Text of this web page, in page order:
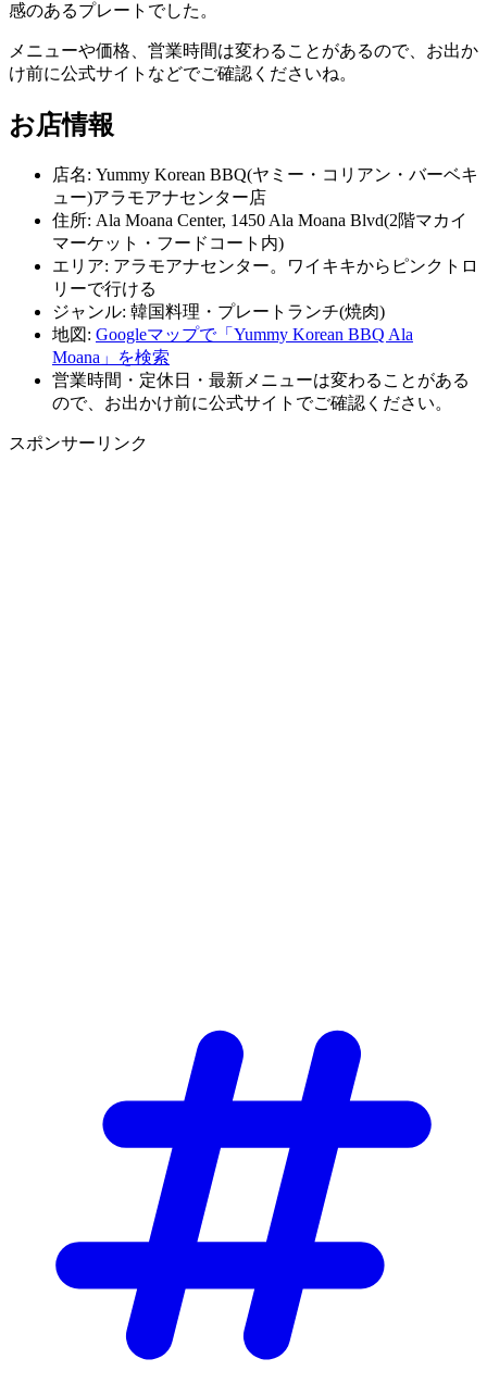
感のあるプレートでした。
メニューや価格、営業時間は変わることがあるので、お出か
け前に公式サイトなどでご確認くださいね。
お店情報
店名: Yummy Korean BBQ(ヤミー・コリアン・バーベキ
ュー)アラモアナセンター店
住所: Ala Moana Center, 1450 Ala Moana Blvd(2階マカイ
マーケット・フードコート内)
エリア: アラモアナセンター。ワイキキからピンクトロ
リーで行ける
ジャンル: 韓国料理・プレートランチ(焼肉)
地図: Googleマップで「Yummy Korean BBQ Ala
Moana」を検索
営業時間・定休日・最新メニューは変わることがある
ので、お出かけ前に公式サイトでご確認ください。
スポンサーリンク